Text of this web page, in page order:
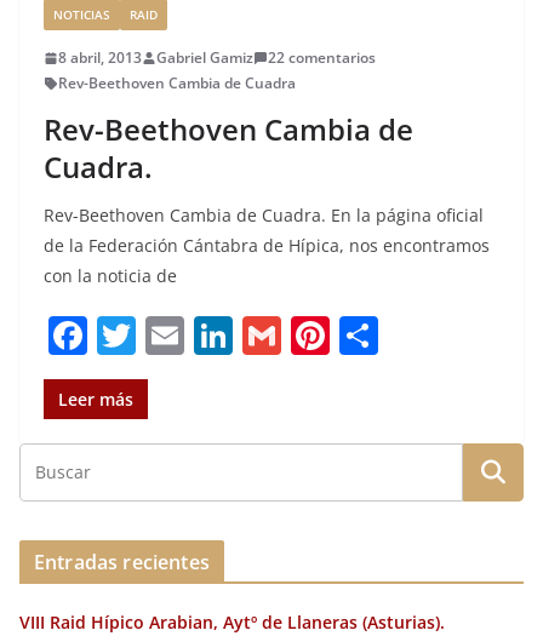
NOTICIAS RAID
8 abril, 2013 Gabriel Gamiz
22 comentarios
Rev-Beethoven Cambia de Cuadra
Rev-Beethoven Cambia de
Cuadra.
Rev-Beethoven Cambia de Cuadra. En la página oficial
de la Federación Cántabra de Hípica, nos encontramos
con la noticia de
F
a
c
e
b
o
o
k
T
w
it
te
r
E
l
Li
e
dI
G
l
Pi
re
st
p
a
ir
Leer más
Entradas recientes
VIII Raid Hípico Arabian, Aytº de Llaneras (Asturias).